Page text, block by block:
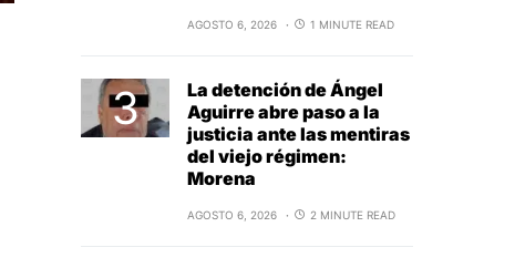
AGOSTO 6, 2026 1 MINUTE READ
La detención de Ángel
Aguirre abre paso a la
justicia ante las mentiras
del viejo régimen:
Morena
AGOSTO 6, 2026 2 MINUTE READ